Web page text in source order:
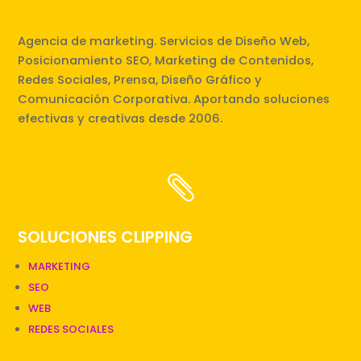
Agencia de marketing. Servicios de Diseño Web,
Posicionamiento SEO, Marketing de Contenidos,
Redes Sociales, Prensa, Diseño Gráfico y
Comunicación Corporativa. Aportando soluciones
efectivas y creativas desde 2006.

SOLUCIONES CLIPPING
MARKETING
SEO
WEB
REDES SOCIALES